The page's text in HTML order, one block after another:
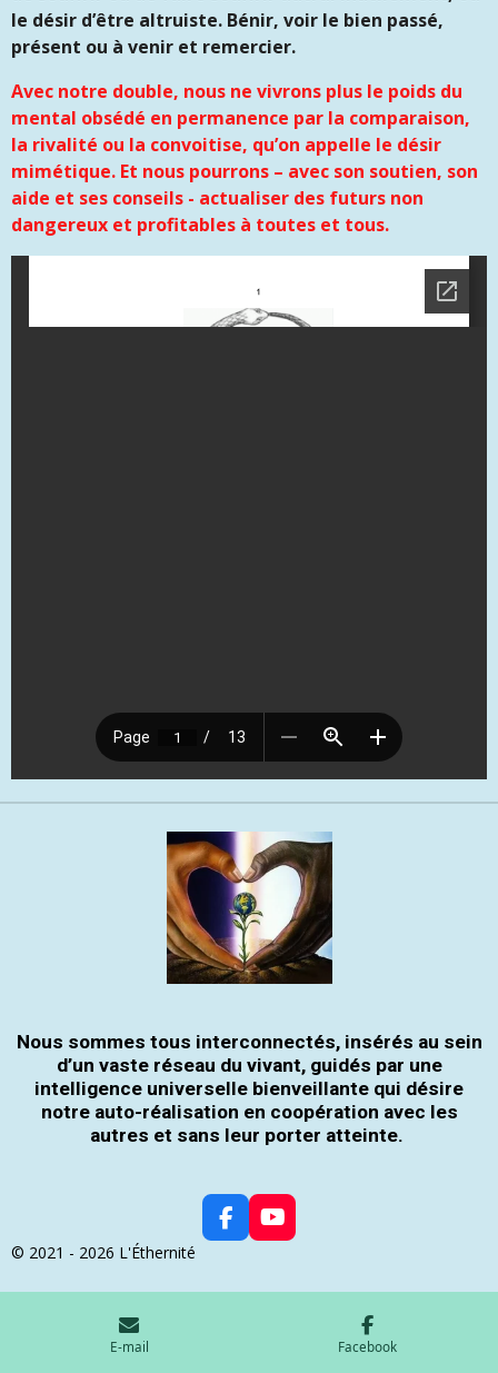
le désir d’être altruiste. Bénir, voir le bien passé,
présent ou à venir et remercier.
Avec notre double, nous ne vivrons plus le poids du
mental obsédé en permanence par la comparaison,
la rivalité ou la convoitise, qu’on appelle le désir
mimétique. Et nous pourrons – avec son soutien, son
aide et ses conseils - actualiser des futurs non
dangereux et profitables à toutes et tous.
Nous sommes tous interconnectés, insérés au sein
d’un vaste réseau du vivant, guidés par une
intelligence universelle bienveillante qui désire
notre auto-réalisation en coopération avec les
autres et sans leur porter atteinte.
F
A
E
Y
O
T
© 2021 - 2026 L'Éthernité
E-mail Facebook